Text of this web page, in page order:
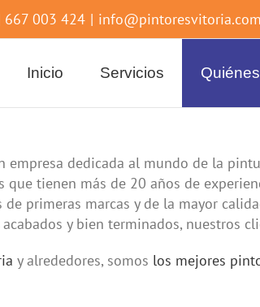
667 003 424 | info@pintoresvitoria.com
Inicio Servicios
empresa dedicada al mundo de la
tienen más de 20 años de
primeras marcas y de la mayor
y bien terminados, nuestros
y alrededores, somos los mejores